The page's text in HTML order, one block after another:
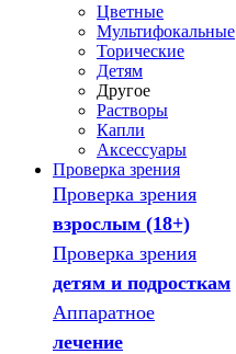
Цветные
Мультифокальные
Торические
Детям
Другое
Растворы
Капли
Аксессуары
Проверка зрения
Проверка зрения
взрослым (18+)
Проверка зрения
детям и подросткам
Аппаратное
лечение